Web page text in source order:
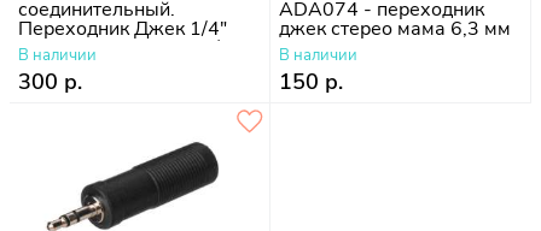
соединительный.
Переходник Джек 1/4"
моно на Джек моно 1/4"
В наличии
300 р.
ADA074 - переходник
джек стерео мама 6,3 мм
- мини-джек стерео папа
3.5 мм
В наличии
150 р.